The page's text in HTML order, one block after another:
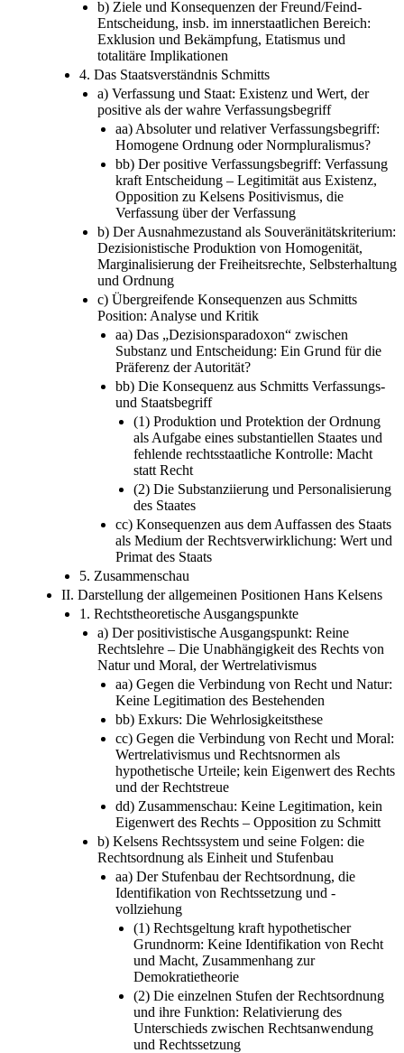
b) Ziele und Konsequenzen der Freund/Feind-
Entscheidung, insb. im innerstaatlichen Bereich:
Exklusion und Bekämpfung, Etatismus und
totalitäre Implikationen
4. Das Staatsverständnis Schmitts
a) Verfassung und Staat: Existenz und Wert, der
positive als der wahre Verfassungsbegriff
aa) Absoluter und relativer Verfassungsbegriff:
Homogene Ordnung oder Normpluralismus?
bb) Der positive Verfassungsbegriff: Verfassung
kraft Entscheidung – Legitimität aus Existenz,
Opposition zu Kelsens Positivismus, die
Verfassung über der Verfassung
b) Der Ausnahmezustand als Souveränitätskriterium:
Dezisionistische Produktion von Homogenität,
Marginalisierung der Freiheitsrechte, Selbsterhaltung
und Ordnung
c) Übergreifende Konsequenzen aus Schmitts
Position: Analyse und Kritik
aa) Das „Dezisionsparadoxon“ zwischen
Substanz und Entscheidung: Ein Grund für die
Präferenz der Autorität?
bb) Die Konsequenz aus Schmitts Verfassungs-
und Staatsbegriff
(1) Produktion und Protektion der Ordnung
als Aufgabe eines substantiellen Staates und
fehlende rechtsstaatliche Kontrolle: Macht
statt Recht
(2) Die Substanziierung und Personalisierung
des Staates
cc) Konsequenzen aus dem Auffassen des Staats
als Medium der Rechtsverwirklichung: Wert und
Primat des Staats
5. Zusammenschau
II. Darstellung der allgemeinen Positionen Hans Kelsens
1. Rechtstheoretische Ausgangspunkte
a) Der positivistische Ausgangspunkt: Reine
Rechtslehre – Die Unabhängigkeit des Rechts von
Natur und Moral, der Wertrelativismus
aa) Gegen die Verbindung von Recht und Natur:
Keine Legitimation des Bestehenden
bb) Exkurs: Die Wehrlosigkeitsthese
cc) Gegen die Verbindung von Recht und Moral:
Wertrelativismus und Rechtsnormen als
hypothetische Urteile; kein Eigenwert des Rechts
und der Rechtstreue
dd) Zusammenschau: Keine Legitimation, kein
Eigenwert des Rechts – Opposition zu Schmitt
b) Kelsens Rechtssystem und seine Folgen: die
Rechtsordnung als Einheit und Stufenbau
aa) Der Stufenbau der Rechtsordnung, die
Identifikation von Rechtssetzung und -
vollziehung
(1) Rechtsgeltung kraft hypothetischer
Grundnorm: Keine Identifikation von Recht
und Macht, Zusammenhang zur
Demokratietheorie
(2) Die einzelnen Stufen der Rechtsordnung
und ihre Funktion: Relativierung des
Unterschieds zwischen Rechtsanwendung
und Rechtssetzung